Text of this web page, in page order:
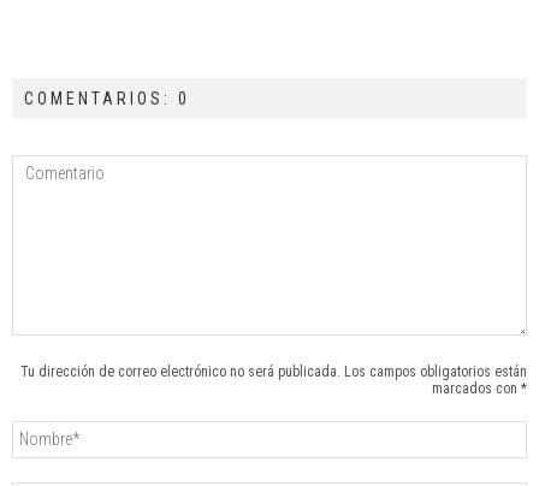
COMENTARIOS: 0
Tu dirección de correo electrónico no será publicada. Los campos obligatorios están
marcados con *